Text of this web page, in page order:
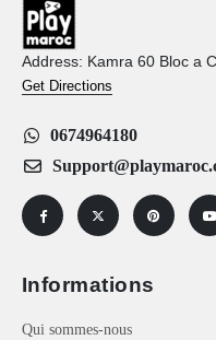
Address: Kamra 60 Bloc a
Get Directions
0674964180
Informations
Qui sommes-nous